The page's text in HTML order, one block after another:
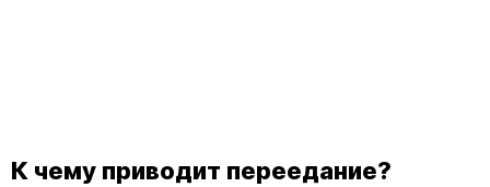
К чему приводит переедание?